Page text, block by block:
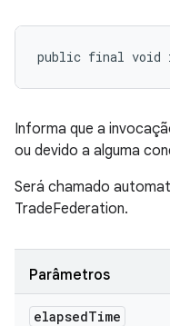
public final void
Informa que a
ou devido a alguma
Será chamado
TradeFederation.
Parâmetros
elapsedTime